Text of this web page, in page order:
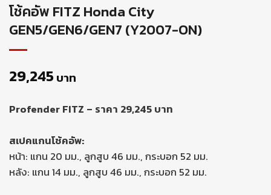
โช้คอัพ FITZ Honda City
GEN5/GEN6/GEN7 (Y2007-ON)
29,245 บาท
Profender FITZ – ราคา 29,245 บาท
สเปคแกนโช้คอัพ:
หน้า: แกน 20 มม., ลูกสูบ 46 มม., กระบอก 52 มม.
หลัง: แกน 14 มม., ลูกสูบ 46 มม., กระบอก 52 มม.